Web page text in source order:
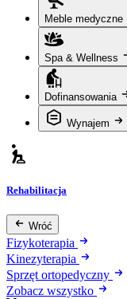
Meble medyczne
Spa & Wellness
Dofinansowania
Wynajem
Rehabilitacja
Wróć
Fizykoterapia
Kinezyterapia
Sprzęt ortopedyczny
Zobacz wszystko